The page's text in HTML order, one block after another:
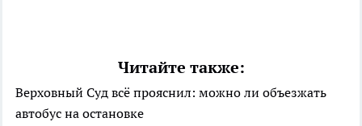
Читайте также:
Верховный Суд всё прояснил: можно ли объезжать
автобус на остановке